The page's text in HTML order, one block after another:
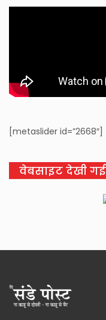
[metaslider id=”2668″]
वेबसाइट देखी गई